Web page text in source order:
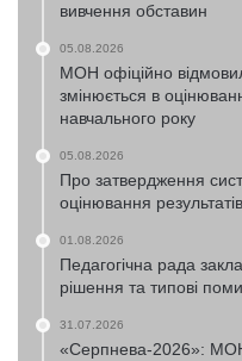
вивчення обставин
05.08.2026
МОН офіційно
змінюється в
навчального року
05.08.2026
Про затвердження
оцінювання
01.08.2026
Педагогічна рада
рішення та типові
31.07.2026
«Серпнева-2026»: